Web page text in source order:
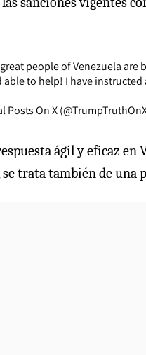
people of Venezuela
to help! I have
On X
ágil y eficaz
se trata también de